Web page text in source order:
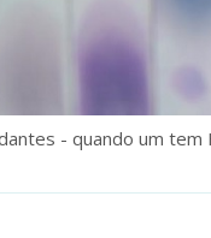
- quando um tem